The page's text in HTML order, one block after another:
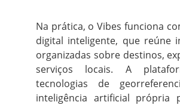
Na prática, o Vibes funciona
digital inteligente, que reúne
organizadas sobre destinos,
serviços locais. A
tecnologias de
inteligência artificial própria